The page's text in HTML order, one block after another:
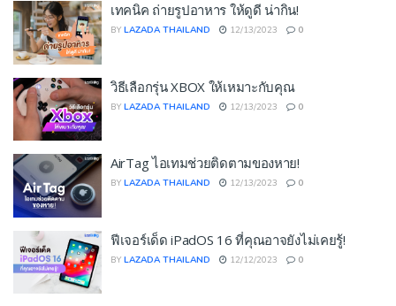
เทคนิค ถ่ายรูปอาหาร ให้ดูดี น่ากิน!
BY LAZADA THAILAND 12/13/2023 0
วิธีเลือกรุ่น XBOX ให้เหมาะกับคุณ
BY LAZADA THAILAND 12/13/2023 0
AirTag ไอเทมช่วยติดตามของหาย!
BY LAZADA THAILAND 12/13/2023 0
ฟีเจอร์เด็ด iPadOS 16 ที่คุณอาจยังไม่เคยรู้!
BY LAZADA THAILAND 12/12/2023 0